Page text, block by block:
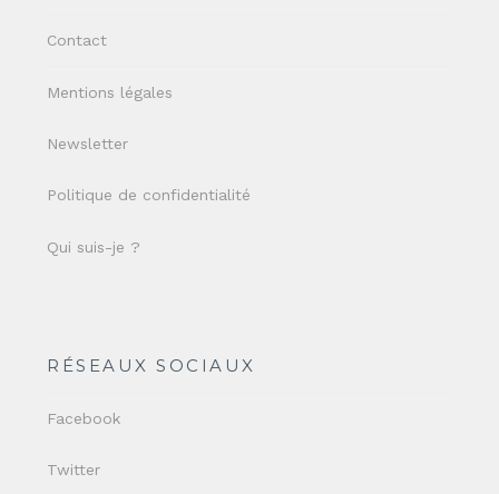
Contact
Mentions légales
Newsletter
Politique de confidentialité
Qui suis-je ?
RÉSEAUX SOCIAUX
Facebook
Twitter